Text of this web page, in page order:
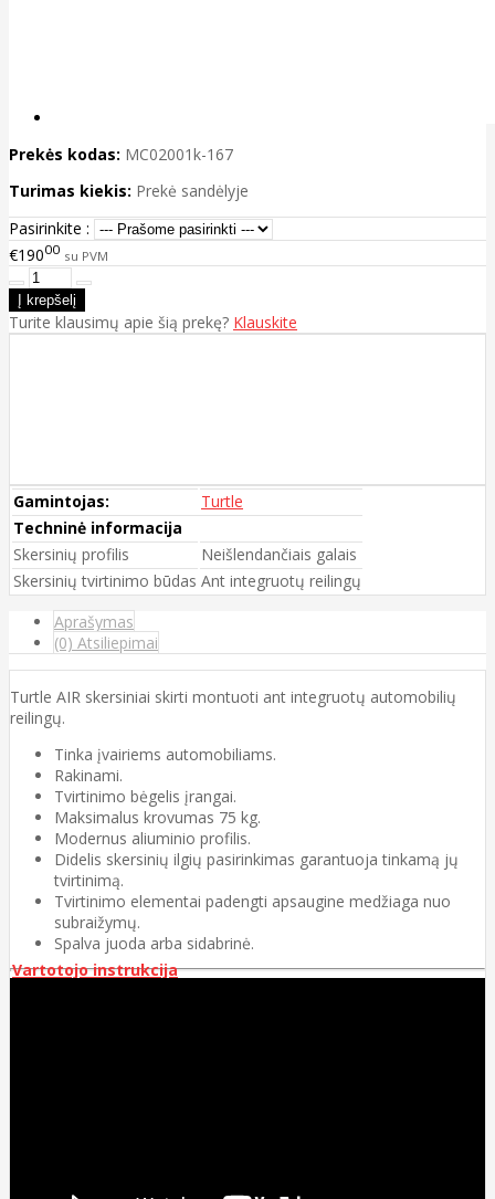
Prekės kodas: MC02001k-167
Turimas kiekis: Prekė sandėlyje
Pasirinkite :
€19000 su PVM
Turite klausimų apie šią prekę? Klauskite
Gamintojas:
Turtle
Techninė informacija
Skersinių profilis
Neišlendančiais galais
Skersinių tvirtinimo būdas Ant integruotų reilingų
Aprašymas
(0) Atsiliepimai
Turtle AIR skersiniai skirti montuoti ant integruotų automobilių
reilingų.
Tinka įvairiems automobiliams.
Rakinami.
Tvirtinimo bėgelis įrangai.
Maksimalus krovumas 75 kg.
Modernus aliuminio profilis.
Didelis skersinių ilgių pasirinkimas garantuoja tinkamą jų
tvirtinimą.
Tvirtinimo elementai padengti apsaugine medžiaga nuo
subraižymų.
Spalva juoda arba sidabrinė.
Vartotojo instrukcija